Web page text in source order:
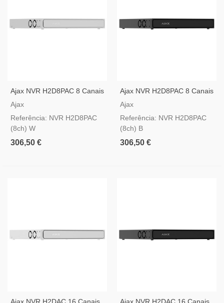
Ajax NVR H2D8PAC 8 Canais
PoE Branco — Gravador IP
Para 2 HDDs Hot-Swap E
Saída HDMI
Ajax
Referência: NVR H2D8PAC
(8ch) W
306,50 €
Ajax NVR H2D8PAC 8 Canais
PoE Preto — Gravador IP
Para 2 HDDs Hot-Swap E
Saída HDMI
Ajax
Referência: NVR H2D8PAC
(8ch) B
306,50 €